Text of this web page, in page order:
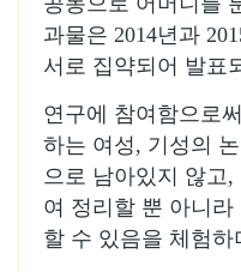
과물은 2014년과
서로 집약되어 발표
연구에 참여함으로
하는 여성, 기성의
으로 남아있지 않고
여 정리할 뿐 아니
할 수 있음을 체험